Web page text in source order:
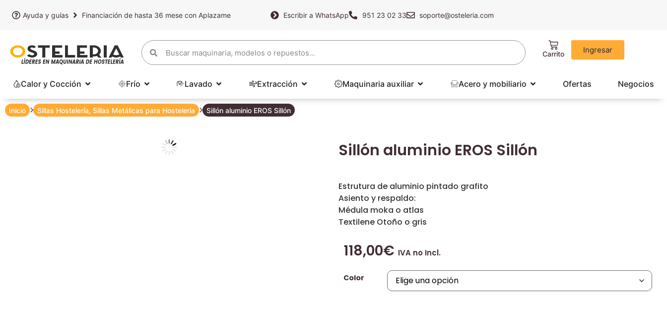
Ayuda y guías Financiación de hasta 36 mese con Aplazame Escribir a WhatsApp 951 23 02 33 soporte@osteleria.com
Ingresar
Calor y Cocción Frío Lavado Extracción Maquinaria auxiliar Acero y mobiliario Ofertas Negocios
Inicio Sillas Hostelería, Sillas Metálicas para Hostelería Sillón aluminio EROS Sillón
Sillón aluminio EROS Sillón
Estrutura de aluminio pintado grafito
Asiento y respaldo:
Médula moka o atlas
Textilene Otoño o gris
118,00€ IVA no Incl.
Color